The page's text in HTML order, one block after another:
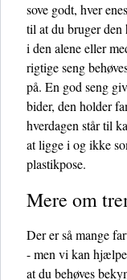
sove godt, hver
til at du bruger den
i den alene eller
rigtige seng
på. En god seng
bider, den holder
hverdagen står til
at ligge i og ikke
plastikpose.
Mere om
Der er så mange
- men vi kan
at du behøves